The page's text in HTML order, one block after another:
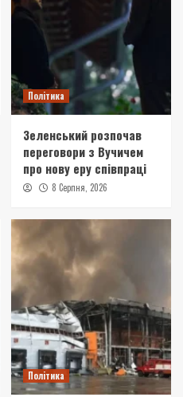
Політика
Зеленський розпочав
переговори з Вучичем
про нову еру співпраці
8 Серпня, 2026
Політика